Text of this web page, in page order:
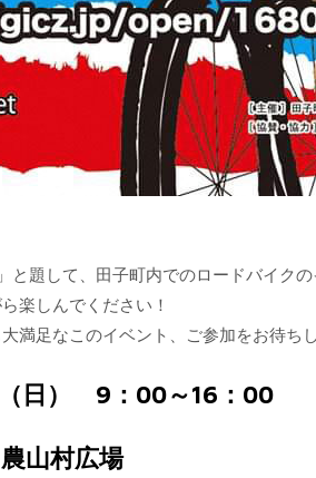
と題して、田子町内でのロードバイク
楽しんでください！
満足なこのイベント、ご参加をお待ち
日） 9：00～16：00
山村広場